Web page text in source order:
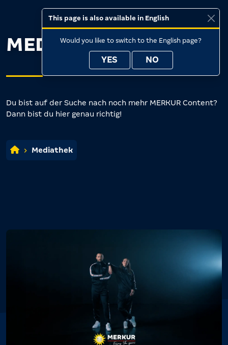
MEDIATHEK
Du bist auf der Suche nach noch mehr MERKUR Content?
Dann bist du hier genau richtig!
Mediathek
This page is also available in English
Would you like to switch to the English page?
YES NO